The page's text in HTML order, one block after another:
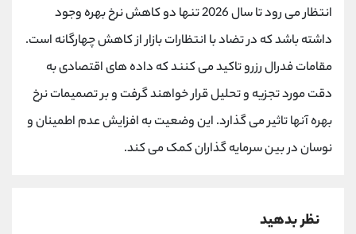
انتظار می رود تا سال 2026 تنها دو کاهش نرخ بهره وجود
داشته باشد که در تضاد با انتظارات بازار از کاهش چهارگانه است.
مقامات فدرال رزرو تاکید می کنند که داده های اقتصادی به
دقت مورد تجزیه و تحلیل قرار خواهند گرفت و بر تصمیمات نرخ
بهره آنها تاثیر می گذارد. این وضعیت به افزایش عدم اطمینان و
نوسان در بین سرمایه گذاران کمک می کند.
نظر بدهید